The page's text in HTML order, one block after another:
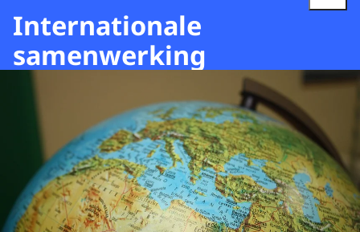
Internationale
samenwerking